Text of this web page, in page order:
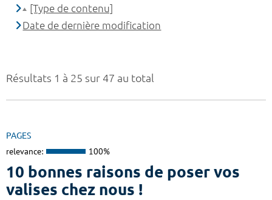
Résultats 1 à 25 sur 47 au total
PAGES
relevance: 100%
10 bonnes raisons de poser vos
valises chez nous !
[Type de contenu]
Date de dernière modification